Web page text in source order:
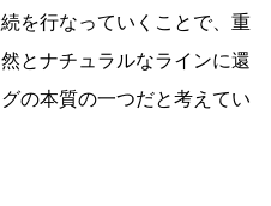
を行なっていくことで、重
とナチュラルなラインに還
の本質の一つだと考えてい